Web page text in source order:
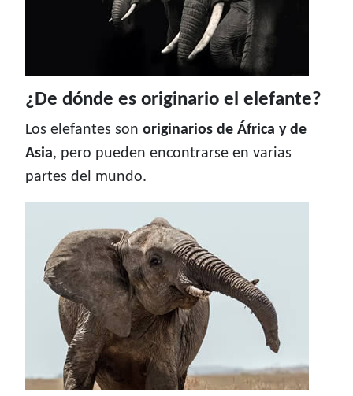
¿De dónde es originario el elefante?
Los elefantes son originarios de África y de
Asia, pero pueden encontrarse en varias
partes del mundo.